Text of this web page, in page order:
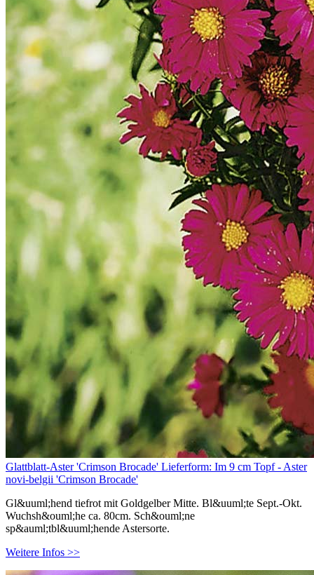
Glattblatt-Aster 'Crimson Brocade' Lieferform: Im 9 cm Topf - Aster
novi-belgii 'Crimson Brocade'
Gl&uuml;hend tiefrot mit Goldgelber Mitte. Bl&uuml;te Sept.-Okt.
Wuchsh&ouml;he ca. 80cm. Sch&ouml;ne
sp&auml;tbl&uuml;hende Astersorte.
Weitere Infos >>